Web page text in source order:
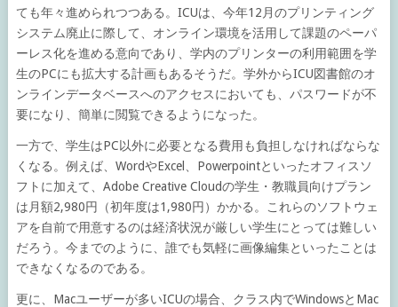
ても年々進められつつある。ICUは、今年12月のプリンティング
システム廃止に際して、オンライン環境を活用して課題のペーパ
ーレス化を進める意向であり、学内のプリンターの利用範囲を学
生のPCにも拡大する計画もあるそうだ。学外からICU図書館のオ
ンラインデータベースへのアクセスにおいても、パスワードが不
要になり、簡単に閲覧できるようになった。
一方で、学生はPC以外に必要となる費用も負担しなければならな
くなる。例えば、WordやExcel、Powerpointといったオフィスソ
フトに加えて、Adobe Creative Cloudの学生・教職員向けプラン
は月額2,980円（初年度は1,980円）かかる。これらのソフトウェ
アを自前で用意するのは経済状況が厳しい学生にとっては難しい
だろう。今までのように、誰でも気軽に画像編集といったことは
できなくなるのである。
更に、Macユーザーが多いICUの場合、クラス内でWindowsとMac